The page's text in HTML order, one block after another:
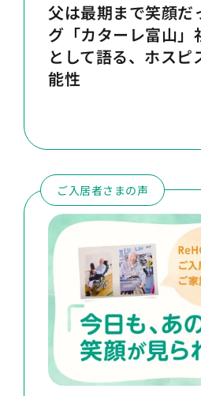
父は最期まで笑顔
グ「カターレ富山」
として語る、ホスピ
能性
ご入居者さまの声